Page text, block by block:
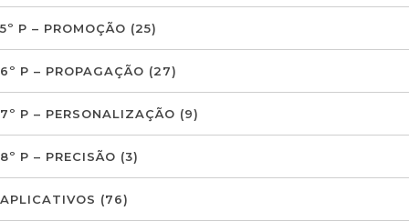
5º P – PROMOÇÃO (25)
6º P – PROPAGAÇÃO (27)
7º P – PERSONALIZAÇÃO (9)
8º P – PRECISÃO (3)
APLICATIVOS (76)